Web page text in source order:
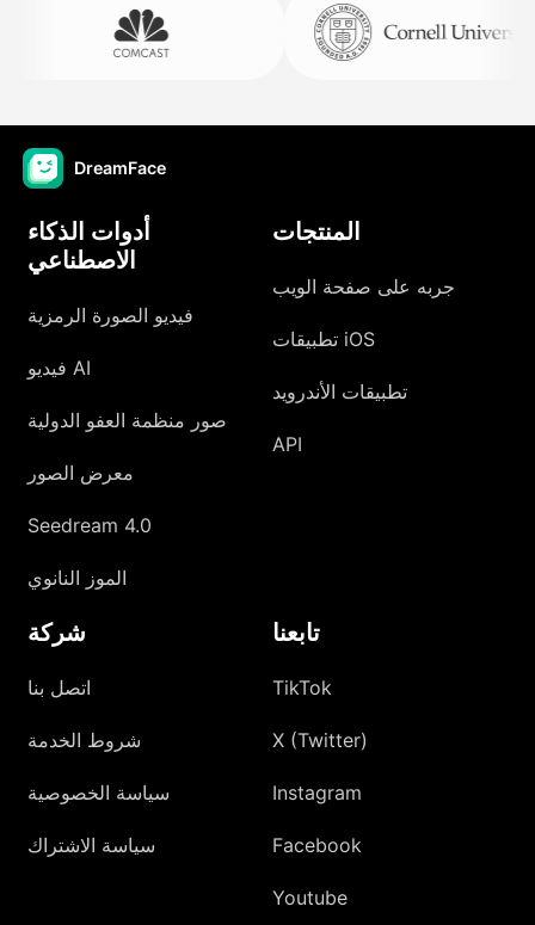
DreamFace
أدوات الذكاء
الاصطناعي
فيديو الصورة الرمزية
فيديو AI
صور منظمة العفو الدولية
معرض الصور
Seedream 4.0
الموز النانوي
المنتجات
جربه على صفحة الويب
تطبيقات iOS
تطبيقات الأندرويد
API
شركة
اتصل بنا
شروط الخدمة
سياسة الخصوصية
سياسة الاشتراك
تابعنا
TikTok
X (Twitter)
Instagram
Facebook
Youtube